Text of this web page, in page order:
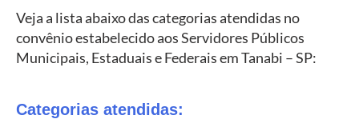
Veja a lista abaixo das categorias atendidas no
convênio estabelecido aos Servidores Públicos
Municipais, Estaduais e Federais em Tanabi – SP:
Categorias atendidas: